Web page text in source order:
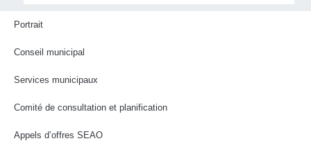
Portrait
Conseil municipal
Services municipaux
Comité de consultation et planification
Appels d’offres SEAO